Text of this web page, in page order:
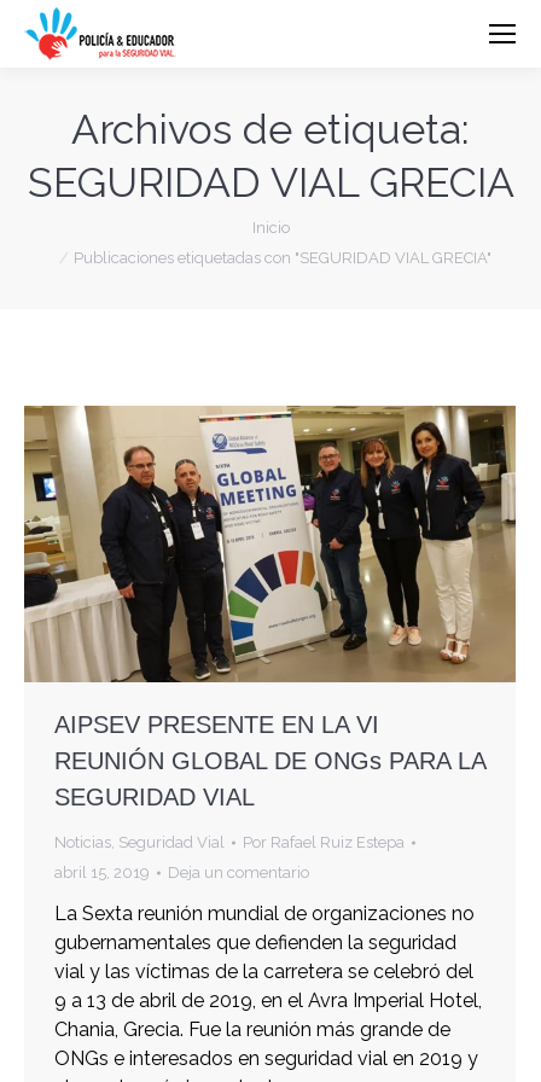
Archivos de etiqueta:
SEGURIDAD VIAL GRECIA
Inicio
Publicaciones etiquetadas con "SEGURIDAD VIAL GRECIA"
AIPSEV PRESENTE EN LA VI
REUNIÓN GLOBAL DE ONGs PARA LA
SEGURIDAD VIAL
Noticias, Seguridad Vial Por Rafael Ruiz Estepa
abril 15, 2019
Deja un comentario
La Sexta reunión mundial de organizaciones no
gubernamentales que defienden la seguridad
vial y las víctimas de la carretera se celebró del
9 a 13 de abril de 2019, en el Avra Imperial Hotel,
Chania, Grecia. Fue la reunión más grande de
ONGs e interesados en seguridad vial en 2019 y